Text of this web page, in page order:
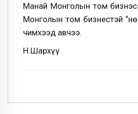
Манай Монголын том
Монголын том бизнестэй
чимхээд авчээ.
Н.Шархүү